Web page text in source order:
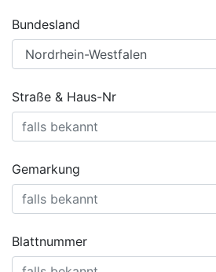
Bundesland
Straße & Haus-Nr
Gemarkung
Blattnummer